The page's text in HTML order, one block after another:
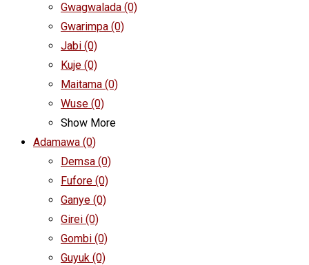
Gwagwalada (0)
Gwarimpa (0)
Jabi (0)
Kuje (0)
Maitama (0)
Wuse (0)
Show More
Adamawa (0)
Demsa (0)
Fufore (0)
Ganye (0)
Girei (0)
Gombi (0)
Guyuk (0)